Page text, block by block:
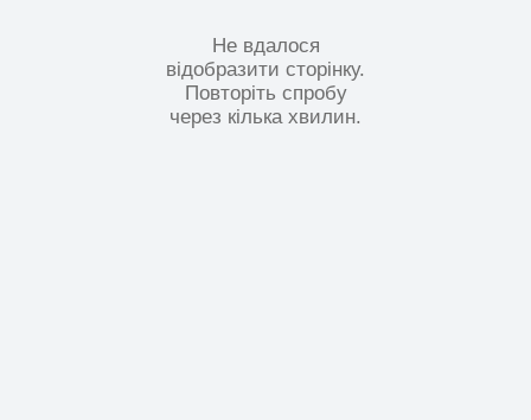
Не вдалося
відобразити сторінку.
Повторіть спробу
через кілька хвилин.